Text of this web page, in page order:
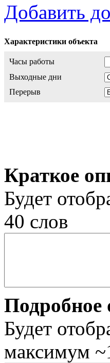
Добавить
Характеристики объекта
Часы работы
Выходные дни
Перерыв
Краткое
Будет
40 слов
Подробное
Будет
максимум